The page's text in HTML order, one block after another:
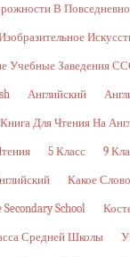
В
Заведения
Английский
Книга Для Чтения На
5 Класс 9
Какое
School
Средней Школы